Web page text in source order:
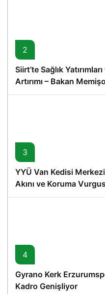
2
Siirt’te Sağlık
Artırımı – Bakan
3
YYÜ Van Kedisi
Akını ve Koruma
4
Gyrano Kerk
Kadro Genişliyor